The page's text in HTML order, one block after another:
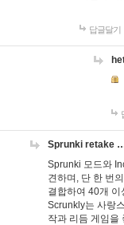
답글달기
Sprunki retake
Sprunki 모드와
견하며, 단 한 번
결합하여 40개
Scrunkly는 사랑
작과 리듬 게임을